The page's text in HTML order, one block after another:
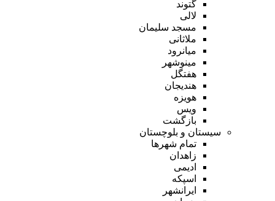
گتوند
لالی
مسجد سلیمان
ملاثانی
میانرود
مینوشهر
هفتگل
هندیجان
هویزه
ویس
بازگشت
سیستان و بلوچستان
تمام شهر‌ها
زاهدان
ادیمی
اسپکه
ایرانشهر